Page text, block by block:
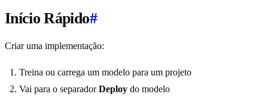
Início Rápido#
Criar uma implementação:
Treina ou carrega um modelo para um projeto
Vai para o separadorDeploy do modelo